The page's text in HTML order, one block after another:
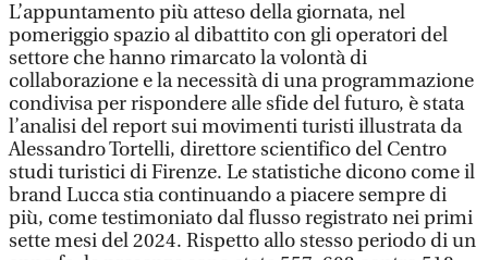
L’appuntamento più atteso della giornata, nel
pomeriggio spazio al dibattito con gli operatori del
settore che hanno rimarcato la volontà di
collaborazione e la necessità di una programmazione
condivisa per rispondere alle sfide del futuro, è stata
l’analisi del report sui movimenti turisti illustrata da
Alessandro Tortelli, direttore scientifico del Centro
studi turistici di Firenze. Le statistiche dicono come il
brand Lucca stia continuando a piacere sempre di
più, come testimoniato dal flusso registrato nei primi
sette mesi del 2024. Rispetto allo stesso periodo di un